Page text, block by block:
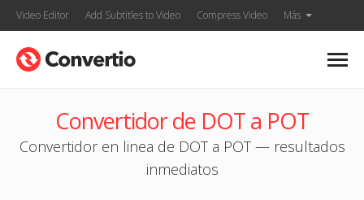
Video Editor Add Subtitles to Video Compress Video Más
Convertidor de DOT a POT
Convertidor en linea de DOT a POT — resultados
inmediatos